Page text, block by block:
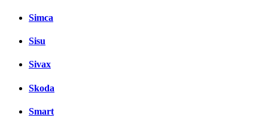
Simca
Sisu
Sivax
Skoda
Smart